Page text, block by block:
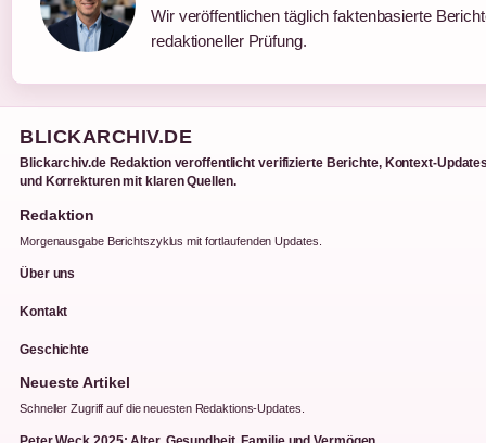
Wir veröffentlichen täglich faktenbasierte
redaktioneller Prüfung.
BLICKARCHIV.DE
Blickarchiv.de Redaktion veroffentlicht verifizierte Berichte, Kontext-
und Korrekturen mit klaren Quellen.
Redaktion
Morgenausgabe Berichtszyklus mit fortlaufenden Updates.
Über uns
Kontakt
Geschichte
Neueste Artikel
Schneller Zugriff auf die neuesten Redaktions-Updates.